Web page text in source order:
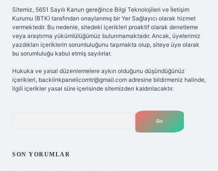
Sitemiz, 5651 Sayılı Kanun gereğince Bilgi Teknolojileri ve İletişim
Kurumu (BTK) tarafından onaylanmış bir Yer Sağlayıcı olarak hizmet
vermektedir. Bu nedenle, sitedeki içerikleri proaktif olarak denetleme
veya araştırma yükümlülüğümüz bulunmamaktadır. Ancak, üyelerimiz
yazdıkları içeriklerin sorumluluğunu taşımakta olup, siteye üye olarak
bu sorumluluğu kabul etmiş sayılırlar.
Hukuka ve yasal düzenlemelere aykırı olduğunu düşündüğünüz
içerikleri, backlinkpanelicomtr@gmail.com adresine bildirmeniz halinde,
ilgili içerikler yasal süre içerisinde sitemizden kaldırılacaktır.
SON YORUMLAR